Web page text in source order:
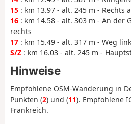
15 : km 13.97 - alt. 245 m - Rechts
16 : km 14.58 - alt. 303 m - An der
rechts
17 : km 15.49 - alt. 317 m - Weg
S/Z : km 16.03 - alt. 245 m -
Hinweise
Empfohlene OSM-Wanderung in
Punkten (2) und (11). Empfohlene
Frankreich.